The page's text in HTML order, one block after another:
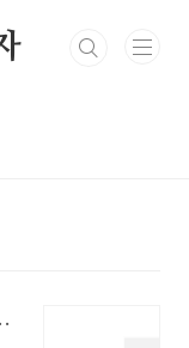
JMeter)